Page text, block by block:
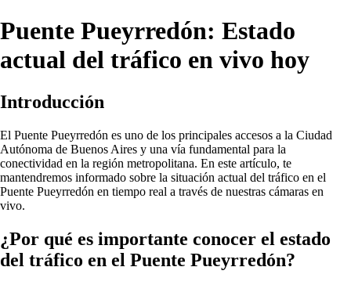
Puente Pueyrredón: Estado
actual del tráfico en vivo hoy
Introducción
El Puente Pueyrredón es uno de los principales accesos a la Ciudad
Autónoma de Buenos Aires y una vía fundamental para la
conectividad en la región metropolitana. En este artículo, te
mantendremos informado sobre la situación actual del tráfico en el
Puente Pueyrredón en tiempo real a través de nuestras cámaras en
vivo.
¿Por qué es importante conocer el estado
del tráfico en el Puente Pueyrredón?